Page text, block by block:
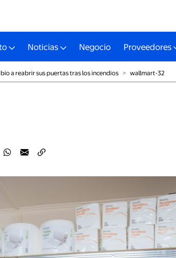
Noticias Negocio Proveedores
a reabrir sus puertas tras los incendios ˃ wallmart-32